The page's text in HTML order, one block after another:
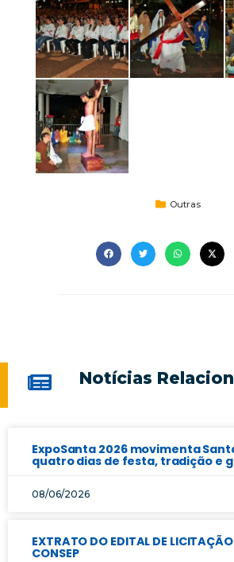
Outras
Notícias
ExpoSanta 2026 movimenta
quatro dias de festa, tradição e
08/06/2026
EXTRATO DO EDITAL DE
CONSEP